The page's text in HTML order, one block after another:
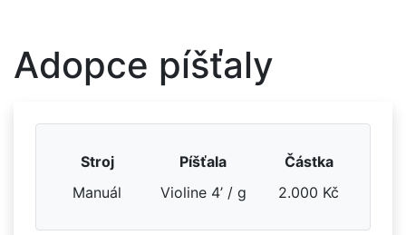
Adopce píšťaly
Stroj Píšťala
Částka
Manuál
Violine 4’ / g 2.000 Kč